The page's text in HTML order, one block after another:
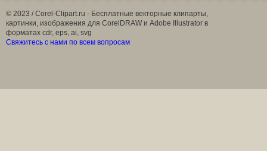
© 2023 / Corel-Clipart.ru - Бесплатные векторные клипарты,
картинки, изображения для CorelDRAW и Adobe Illustrator в
форматах cdr, eps, ai, svg
Свяжитесь с нами по всем вопросам